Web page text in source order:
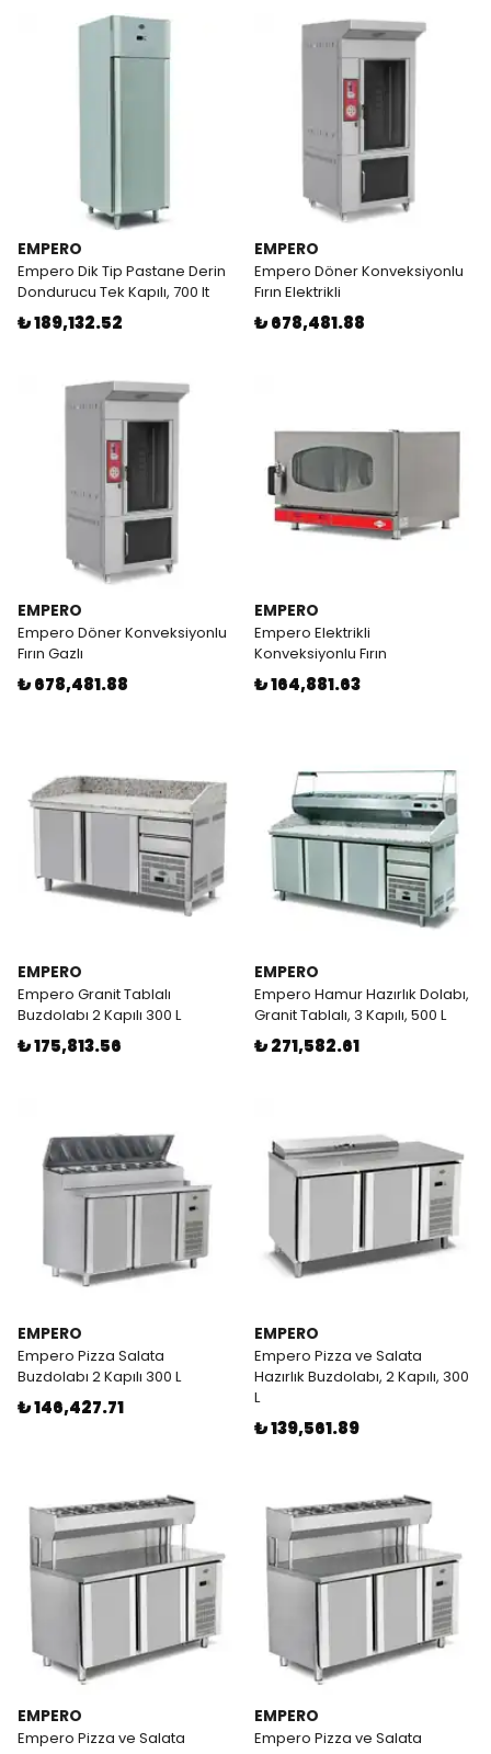
EMPERO
Empero Dik Tip Pastane Derin
Dondurucu Tek Kapılı, 700 lt
₺ 189,132.52
EMPERO
Empero Döner Konveksiyonlu
Fırın Elektrikli
₺ 678,481.88
EMPERO
Empero Döner Konveksiyonlu
Fırın Gazlı
₺ 678,481.88
EMPERO
Empero Elektrikli
Konveksiyonlu Fırın
₺ 164,881.63
EMPERO
Empero Granit Tablalı
Buzdolabı 2 Kapılı 300 L
₺ 175,813.56
EMPERO
Empero Hamur Hazırlık Dolabı,
Granit Tablalı, 3 Kapılı, 500 L
₺ 271,582.61
EMPERO
Empero Pizza Salata
Buzdolabı 2 Kapılı 300 L
₺ 146,427.71
EMPERO
Empero Pizza ve Salata
Hazırlık Buzdolabı, 2 Kapılı, 300
L
₺ 139,561.89
EMPERO
Empero Pizza ve Salata
EMPERO
Empero Pizza ve Salata